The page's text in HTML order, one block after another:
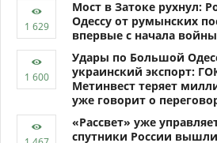
Мост в Затоке рухнул:
Одессу от румынских
впервые с начала войны
Удары по Большой
украинский экспорт:
Метинвест теряет
уже говорит о
«Рассвет» уже
спутники России